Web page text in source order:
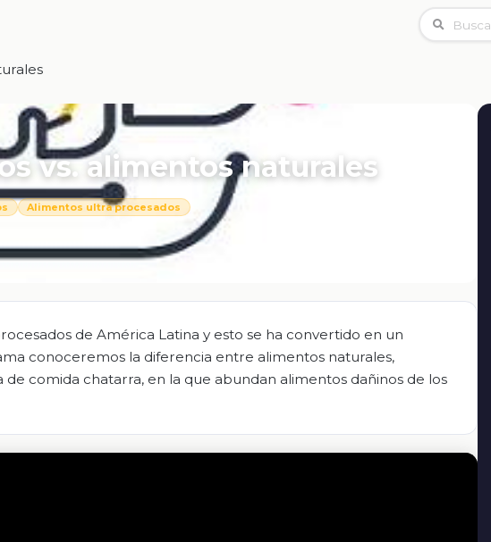
vs. alimentos naturales
Alimentos ultra procesados
de América Latina y esto se ha convertido en un
conoceremos la diferencia entre alimentos naturales,
comida chatarra, en la que abundan alimentos dañinos de los